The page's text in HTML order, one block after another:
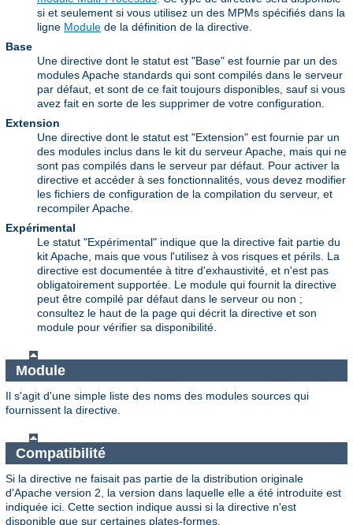
si et seulement si vous utilisez un des MPMs spécifiés dans la
ligne Module de la définition de la directive.
Base
Une directive dont le statut est "Base" est fournie par un des
modules Apache standards qui sont compilés dans le serveur
par défaut, et sont de ce fait toujours disponibles, sauf si vous
avez fait en sorte de les supprimer de votre configuration.
Extension
Une directive dont le statut est "Extension" est fournie par un
des modules inclus dans le kit du serveur Apache, mais qui ne
sont pas compilés dans le serveur par défaut. Pour activer la
directive et accéder à ses fonctionnalités, vous devez modifier
les fichiers de configuration de la compilation du serveur, et
recompiler Apache.
Expérimental
Le statut "Expérimental" indique que la directive fait partie du
kit Apache, mais que vous l'utilisez à vos risques et périls. La
directive est documentée à titre d'exhaustivité, et n'est pas
obligatoirement supportée. Le module qui fournit la directive
peut être compilé par défaut dans le serveur ou non ;
consultez le haut de la page qui décrit la directive et son
module pour vérifier sa disponibilité.
Module
Il s'agit d'une simple liste des noms des modules sources qui
fournissent la directive.
Compatibilité
Si la directive ne faisait pas partie de la distribution originale
d'Apache version 2, la version dans laquelle elle a été introduite est
indiquée ici. Cette section indique aussi si la directive n'est
disponible que sur certaines plates-formes.